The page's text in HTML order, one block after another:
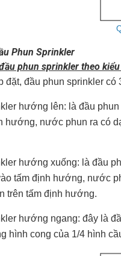
Phun Sprinkler
phun sprinkler theo
đặt, đầu phun sprinkler
hướng lên: là đầu
hướng, nước phun ra có
hướng xuống: là đầu
tấm định hướng, nước
trên tấm định hướng.
hướng ngang: đây là
hình cong của 1/4 hình